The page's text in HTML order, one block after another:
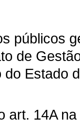
públicos
de
Estado
art. 14A